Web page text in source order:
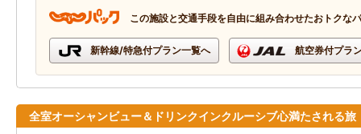
この施設と交通手段を自由に組み合わせたおトクな
新幹線/特急付プラン一覧へ 航空券付プラ
全室オーシャンビュー＆ドリンクインクルーシブ心満たされる旅